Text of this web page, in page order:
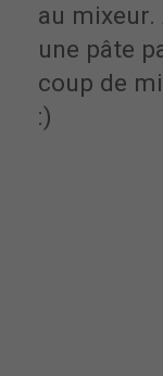
au
une pâte
coup de
:)